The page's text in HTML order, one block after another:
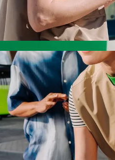
المساعدة.